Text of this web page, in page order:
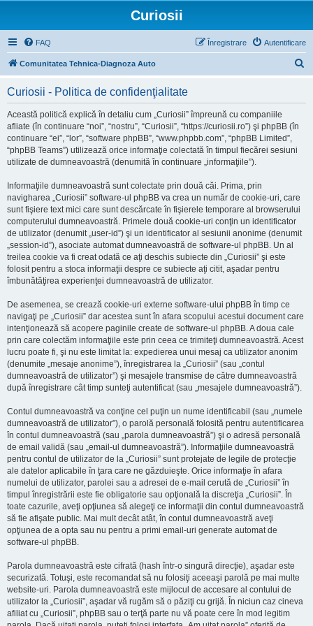
Curiosii
FAQ Autentificare
Înregistrare
Comunitatea Tehnica-Diagnoza Auto
Curiosii - Politica de confidenţialitate
Această politică explică în detaliu cum „Curiosii” împreună cu companiile
afliate (în continuare “noi”, “nostru”, “Curiosii”, “https://curiosii.ro”) şi phpBB (în
continuare “ei”, “lor”, “software phpBB”, “www.phpbb.com”, “phpBB Limited”,
“phpBB Teams”) utilizează orice informaţie colectată în timpul fiecărei sesiuni
utilizate de dumneavoastră (denumită în continuare „informaţiile”).
Informaţiile dumneavoastră sunt colectate prin două căi. Prima, prin
navigharea „Curiosii” software-ul phpBB va crea un număr de cookie-uri, care
sunt fişiere text mici care sunt descărcate în fişierele temporare al browserului
computerului dumneavoastră. Primele două cookie-uri conţin un identificator
de utilizator (denumit „user-id”) şi un identificator al sesiunii anonime (denumit
„session-id”), asociate automat dumneavoastră de software-ul phpBB. Un al
treilea cookie va fi creat odată ce aţi deschis subiecte din „Curiosii” şi este
folosit pentru a stoca informaţii despre ce subiecte aţi citit, aşadar pentru
îmbunătăţirea experienţei dumneavoastră de utilizator.
De asemenea, se crează cookie-uri externe software-ului phpBB în timp ce
navigaţi pe „Curiosii” dar acestea sunt în afara scopului acestui document care
intenţionează să acopere paginile create de software-ul phpBB. A doua cale
prin care colectăm informaţiile este prin ceea ce trimiteţi dumneavoastră. Acest
lucru poate fi, şi nu este limitat la: expedierea unui mesaj ca utilizator anonim
(denumite „mesaje anonime”), înregistrarea la „Curiosii” (sau „contul
dumneavoastră de utilizator”) şi mesajele transmise de către dumneavoastră
după înregistrare cât timp sunteţi autentificat (sau „mesajele dumneavoastră”).
Contul dumneavoastră va conţine cel puţin un nume identificabil (sau „numele
dumneavoastră de utilizator”), o parolă personală folosită pentru autentificarea
în contul dumneavoastră (sau „parola dumneavoastră”) şi o adresă personală
de email validă (sau „email-ul dumneavoastră”). Informaţiile dumneavoastră
pentru contul de utilizator de la „Curiosii” sunt protejate de legile de protecţie
ale datelor aplicabile în ţara care ne găzduieşte. Orice informaţie în afara
numelui de utilizator, parolei sau a adresei de e-mail cerută de „Curiosii” în
timpul înregistrării este fie obligatorie sau opţională la discreţia „Curiosii”. În
toate cazurile, aveţi opţiunea să alegeţi ce informaţii din contul dumneavoastră
să fie afişate public. Mai mult decât atât, în contul dumneavoastră aveţi
opţiunea de a opta sau nu pentru a primi email-uri generate automat de
software-ul phpBB.
Parola dumneavoastră este cifrată (hash într-o singură direcţie), aşadar este
securizată. Totuşi, este recomandat să nu folosiţi aceeaşi parolă pe mai multe
website-uri. Parola dumneavoastră este mijlocul de accesare al contului de
utilizator la „Curiosii”, aşadar vă rugăm să o păziţi cu grijă. În niciun caz cineva
afiliat cu „Curiosii”, phpBB sau o terţă parte nu vă poate cere în mod legitim